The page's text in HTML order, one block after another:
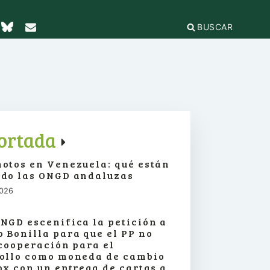
BUSCAR
LA COORDINADORA
la ciudadanía global
Feminista
Antiacoso
de
y
igualdad
en Venezuela: qué están
las ONGD andaluzas
escenifica la petición a
Bonilla para que el PP no
para el
como moneda de cambio
con un entrega de cartas a